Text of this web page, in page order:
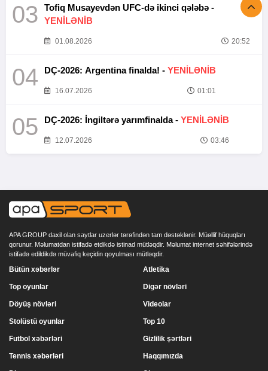
03
Tofiq Musayevdən UFC-də ikinci qələbə -
YENİLƏNİB
01.08.2026 20:52
04 DÇ-2026: Argentina finalda! - YENİLƏNİB
16.07.2026 01:01
05 DÇ-2026: İngiltərə yarımfinalda - YENİLƏNİB
12.07.2026 03:46
APA GROUP daxil olan saytlar uzerlər tərəfindən tam dəstəklənir. Müəllif hüquqları
qorunur. Məlumatdan istifadə etdikdə istinad mütləqdir. Məlumat internet səhifələrində
istifadə edildikdə müvafiq keçidin qoyulması mütləqdir.
Bütün xəbərlər
Top oyunlar
Döyüş növləri
Stolüstü oyunlar
Atletika
Digər növləri
Videolar
Top 10
Futbol xəbərləri
Tennis xəbərləri
Gizlilik şərtləri
Haqqımızda